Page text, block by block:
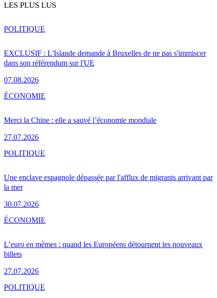
LES PLUS LUS
EXCLUSIF : L'Islande demande à Bruxelles de ne pas s'immiscer
dans son référendum sur l'UE
07.08.2026
POLITIQUE
Merci la Chine : elle a sauvé l’économie mondiale
27.07.2026
ÉCONOMIE
Une enclave espagnole dépassée par l'afflux de migrants arrivant par
la mer
30.07.2026
POLITIQUE
L’euro en mèmes : quand les Européens détournent les nouveaux
billets
27.07.2026
ÉCONOMIE
POLITIQUE